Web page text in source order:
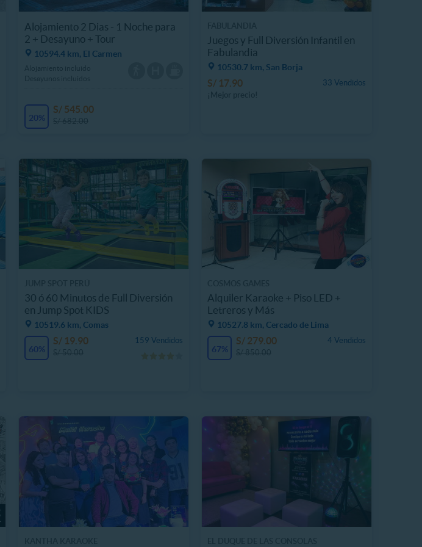
Alojamiento 2 Dias - 1 Noche para
2 + Desayuno + Tour
10594.4 km, El Carmen
20%
S/ 545.00
Juegos y Full Diversión Infantil en
Fabulandia
10530.7 km, San Borja
33 Vendidos
S/ 17.90
30 ó 60 Minutos de Full Diversión
en Jump Spot KIDS
10519.6 km, Comas
60%
159 Vendidos
S/ 19.90
Alquiler Karaoke + Piso LED +
Letreros y Más
10527.8 km, Cercado de Lima
67%
4 Vendidos
S/ 279.00